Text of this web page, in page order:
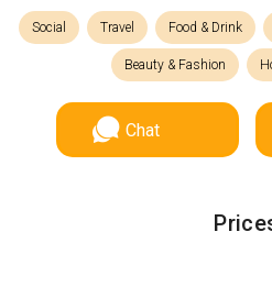
Social Travel Food & Drink
Beauty & Fashion
Chat